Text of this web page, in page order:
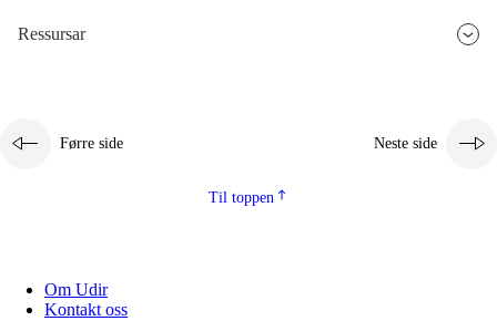
Ressursar
Førre side Neste side
Til toppen
Om Udir
Kontakt oss